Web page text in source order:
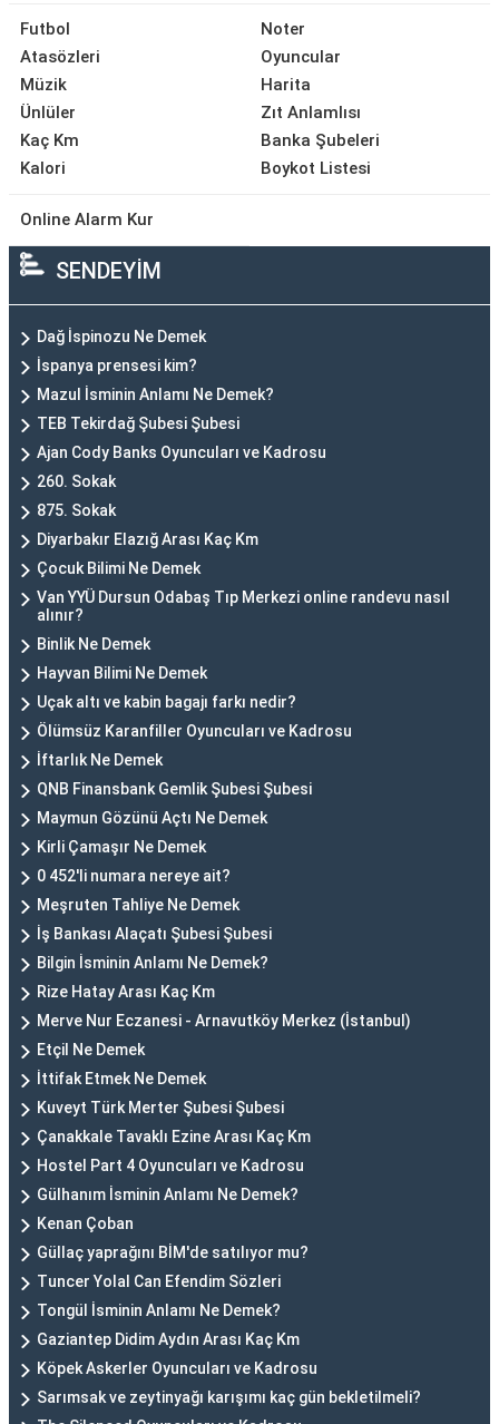
Futbol
Atasözleri
Müzik
Ünlüler
Kaç Km
Kalori
Noter
Oyuncular
Harita
Zıt Anlamlısı
Banka Şubeleri
Boykot Listesi
Online Alarm Kur
SENDEYİM
Dağ İspinozu Ne Demek
İspanya prensesi kim?
Mazul İsminin Anlamı Ne Demek?
TEB Tekirdağ Şubesi Şubesi
Ajan Cody Banks Oyuncuları ve Kadrosu
260. Sokak
875. Sokak
Diyarbakır Elazığ Arası Kaç Km
Çocuk Bilimi Ne Demek
Van YYÜ Dursun Odabaş Tıp Merkezi online randevu nasıl
alınır?
Binlik Ne Demek
Hayvan Bilimi Ne Demek
Uçak altı ve kabin bagajı farkı nedir?
Ölümsüz Karanfiller Oyuncuları ve Kadrosu
İftarlık Ne Demek
QNB Finansbank Gemlik Şubesi Şubesi
Maymun Gözünü Açtı Ne Demek
Kirli Çamaşır Ne Demek
0 452'li numara nereye ait?
Meşruten Tahliye Ne Demek
İş Bankası Alaçatı Şubesi Şubesi
Bilgin İsminin Anlamı Ne Demek?
Rize Hatay Arası Kaç Km
Merve Nur Eczanesi - Arnavutköy Merkez (İstanbul)
Etçil Ne Demek
İttifak Etmek Ne Demek
Kuveyt Türk Merter Şubesi Şubesi
Çanakkale Tavaklı Ezine Arası Kaç Km
Hostel Part 4 Oyuncuları ve Kadrosu
Gülhanım İsminin Anlamı Ne Demek?
Kenan Çoban
Güllaç yaprağını BİM'de satılıyor mu?
Tuncer Yolal Can Efendim Sözleri
Tongül İsminin Anlamı Ne Demek?
Gaziantep Didim Aydın Arası Kaç Km
Köpek Askerler Oyuncuları ve Kadrosu
Sarımsak ve zeytinyağı karışımı kaç gün bekletilmeli?